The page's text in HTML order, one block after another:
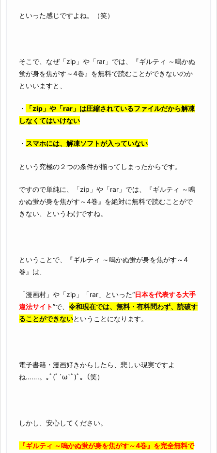
といった感じですよね。（笑）
そこで、なぜ「zip」や「rar」では、『ギルティ ～鳴かぬ
蛍が身を焦がす～4巻』を無料で読むことができないのか
といいますと、
・
「zip」や「rar」は圧縮されているファイルだから解凍
しなくてはいけない
・ スマホには、解凍ソフトが入っていない
という究極の２つの条件が揃ってしまったからです。
ですので単純に、「zip」や「rar」では、『ギルティ ～鳴
かぬ蛍が身を焦がす～4巻』を絶対に無料で読むことがで
きない、というわけですね。
ということで、『ギルティ ～鳴かぬ蛍が身を焦がす～4
巻』は、
「漫画村」や「zip」「rar」といった“日本を代表する大手
違法サイト”で、 令和現在では、無料・有料問わず、読破す
ることができないということになります。
電子書籍・漫画好きからしたら、悲しい現実ですよ
ね…….。｡ﾟ(ﾟ´ω`ﾟ)ﾟ｡（笑）
しかし、安心してください。
『ギルティ ～鳴かぬ蛍が身を焦がす～4巻』を完全無料で